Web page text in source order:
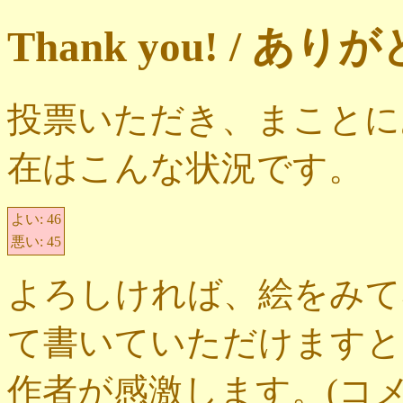
Thank you! / ありが
投票いただき、まこと
在はこんな状況です。
よい: 46
悪い: 45
よろしければ、絵をみ
て書いていただけます
作者が感激します。(コ